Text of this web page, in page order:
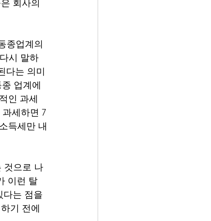
회사의
종업계의
시 말하
다는 의미
업계에
인 과세
세하면 7
득세만 내
것으로 나
이런 탈
다는 점을
기 전에